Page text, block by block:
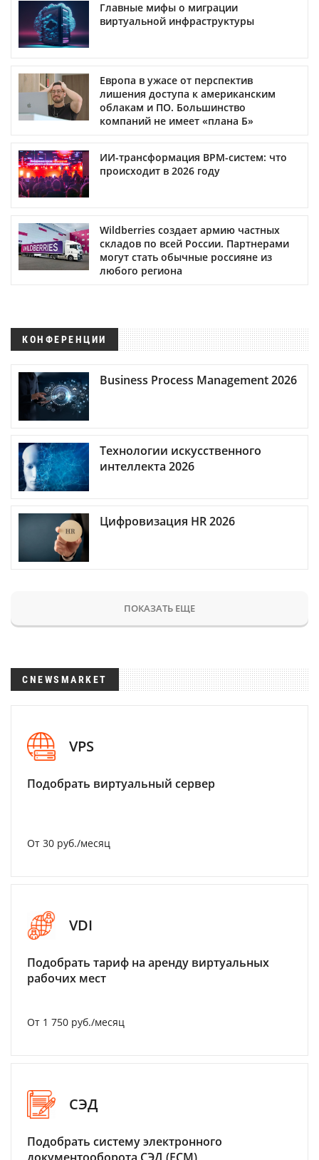
Главные мифы о миграции
виртуальной инфраструктуры
Европа в ужасе от перспектив
лишения доступа к американским
облакам и ПО. Большинство
компаний не имеет «плана Б»
ИИ-трансформация BPM-систем: что
происходит в 2026 году
Wildberries создает армию частных
складов по всей России. Партнерами
могут стать обычные россияне из
любого региона
КОНФЕРЕНЦИИ
Business Process Management 2026
Технологии искусственного
интеллекта 2026
Цифровизация HR 2026
ПОКАЗАТЬ ЕЩЕ
CNEWSMARKET
VPS
Подобрать виртуальный сервер
От 30 руб./месяц
VDI
Подобрать тариф на аренду виртуальных
рабочих мест
От 1 750 руб./месяц
СЭД
Подобрать систему электронного